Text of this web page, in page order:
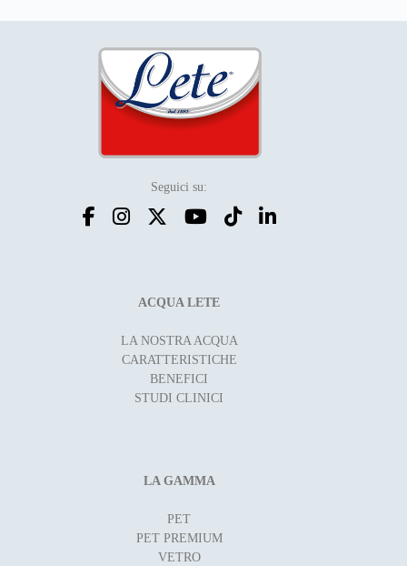
Seguici su:
ACQUA LETE
LA NOSTRA ACQUA
CARATTERISTICHE
BENEFICI
STUDI CLINICI
LA GAMMA
PET
PET PREMIUM
VETRO